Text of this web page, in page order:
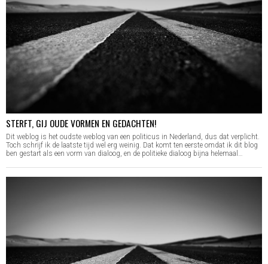
STERFT, GIJ OUDE VORMEN EN GEDACHTEN!
Dit weblog is het oudste weblog van een politicus in Nederland, dus dat verplicht.
Toch schrijf ik de laatste tijd wel erg weinig. Dat komt ten eerste omdat ik dit blog
ben gestart als een vorm van dialoog, en de politieke dialoog bijna helemaal…